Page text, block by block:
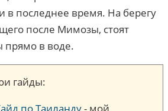
в последнее время. На берегу
после Мимозы, стоят
прямо в воде.
гайды: